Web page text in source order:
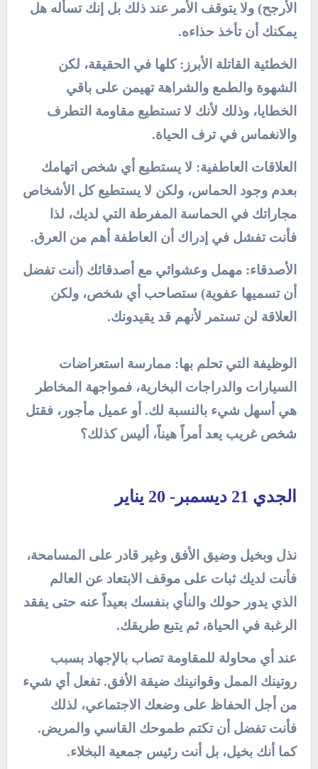
الأرجح) ولا يتوقف الأمر عند ذلك بل إنك تسأله هل
يمكنك أن تأخذ حذاءه.
الخطئية القاتلة الأبرز: كلها في الحقيقة، لكن
الشهوة والطمع والشراهة تهيمن على باقي
الخطايا، وذلك لأنك لا تستطيع مقاومة التطرف
والانغماس في ترف الحياة.
العلاقات العاطفية: لا يستطيع أي شخص اتهامك
بعدم وجود الحماس، ولكن لا يستطيع كل الأشخاص
مجاراتك في الحماسة المفرطة التي لديك، لذا
فأنت تفشل في إدراك أن العاطفة أهم من العرق.
الأصدقاء: مهمل وعشوائي مع أصدقائك (أنت تفضل
أن تسميها عفوية) ستصاحب أي شخص، ولكن
العلاقة لن تستمر لأنهم قد يقيدونك.
الوظيفة التي تحلم بها: ممارسة استعراضات
السيارات والدراجات البخارية، فمواجهة المخاطر
هي أسهل شيء بالنسبة لك. أو عميل مأجور، فقتل
شخص غريب يعد أمراً هيناً، أليس كذلك؟
الجدي 21 ديسمبر- 20 يناير
نذل وبخيل وضيق الأفق وغير قادر على المسامحة،
فأنت لديك ثبات على موقف الابتعاد عن العالم
الذي يدور حولك والنأي بنفسك بعيداً عنه حتى يفقد
الرغبة في الحياة، ثم يتبع طريقك.
عند أي محاولة للمقاومة تصاب بالإجهاد بسبب
روتينك الممل وقوانينك ضيقة الأفق. تفعل أي شيء
من أجل الحفاظ على وضعك الاجتماعي، لذلك
فأنت تفضل أن تكتم طموحك القاسي والمريض.
كما أنك بخيل، بل أنت رئيس جمعية البخلاء.